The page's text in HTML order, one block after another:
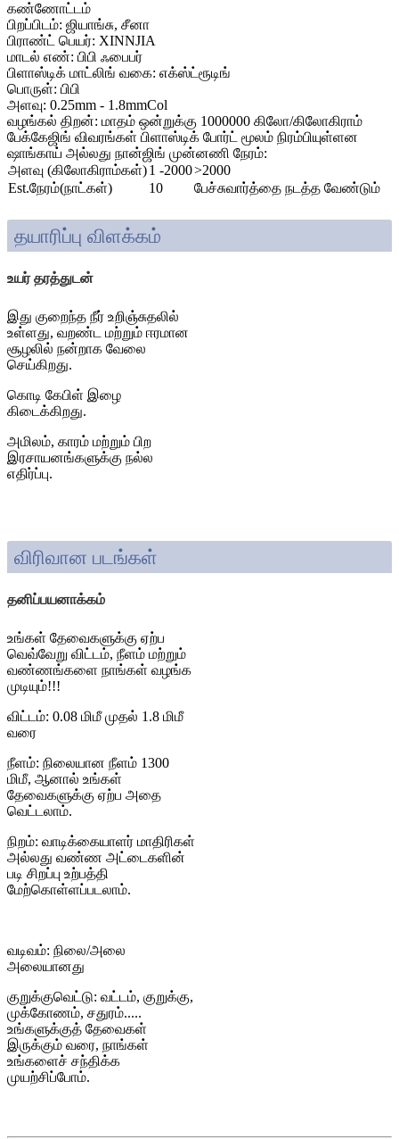
கண்ணோட்டம்
பிறப்பிடம்: ஜியாங்சு, சீனா
பிராண்ட் பெயர்: XINNJIA
மாடல் எண்: பிபி ஃபைபர்
பிளாஸ்டிக் மாட்லிங் வகை: எக்ஸ்ட்ரூடிங்
பொருள்: பிபி
அளவு: 0.25mm - 1.8mmCol
வழங்கல் திறன்: மாதம் ஒன்றுக்கு 1000000 கிலோ/கிலோகிராம்
பேக்கேஜிங் விவரங்கள் பிளாஸ்டிக் போர்ட் மூலம் நிரம்பியுள்ளன
ஷாங்காய் அல்லது நான்ஜிங் முன்னணி நேரம்:
அளவு (கிலோகிராம்கள்)1 -2000>2000
Est.நேரம்(நாட்கள்)
10 பேச்சுவார்த்தை நடத்த வேண்டும்
தயாரிப்பு விளக்கம்
உயர் தரத்துடன்
இது குறைந்த நீர் உறிஞ்சுதலில்
உள்ளது, வறண்ட மற்றும் ஈரமான
சூழலில் நன்றாக வேலை
செய்கிறது.
கொடி கேபிள் இழை
கிடைக்கிறது.
அமிலம், காரம் மற்றும் பிற
இரசாயனங்களுக்கு நல்ல
எதிர்ப்பு.
விரிவான படங்கள்
தனிப்பயனாக்கம்
உங்கள் தேவைகளுக்கு ஏற்ப
வெவ்வேறு விட்டம், நீளம் மற்றும்
வண்ணங்களை நாங்கள் வழங்க
முடியும்!!!
விட்டம்: 0.08 மிமீ முதல் 1.8 மிமீ
வரை
நீளம்: நிலையான நீளம் 1300
மிமீ, ஆனால் உங்கள்
தேவைகளுக்கு ஏற்ப அதை
வெட்டலாம்.
நிறம்: வாடிக்கையாளர் மாதிரிகள்
அல்லது வண்ண அட்டைகளின்
படி சிறப்பு உற்பத்தி
மேற்கொள்ளப்படலாம்.
வடிவம்: நிலை/அலை
அலையானது
குறுக்குவெட்டு: வட்டம், குறுக்கு,
முக்கோணம், சதுரம்.....
உங்களுக்குத் தேவைகள்
இருக்கும் வரை, நாங்கள்
உங்களைச் சந்திக்க
முயற்சிப்போம்.